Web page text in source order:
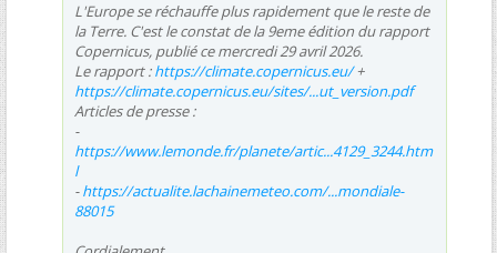
L'Europe se réchauffe plus rapidement que le reste de
la Terre. C'est le constat de la 9eme édition du rapport
Copernicus, publié ce mercredi 29 avril 2026.
Le rapport :https://climate.copernicus.eu/+
https://climate.copernicus.eu/sites/...ut_version.pdf
Articles de presse :
-
https://www.lemonde.fr/planete/artic...4129_3244.htm
l
-https://actualite.lachainemeteo.com/...mondiale-
88015